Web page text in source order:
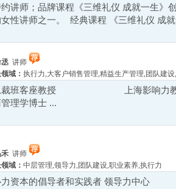
讲师；品牌课程《三维礼仪 成就一生》
女性讲师之一。 经典课程 《三维礼仪 成
讲师
域： 执行力,大客户销售管理,精益生产管理, 团队建设,
裁班客座教授 上海影响力教育集
理学博士 ...
讲师
域： 中层管理,领导力, 团队建设,职业素养,执行力
力资本的倡导者和实践者 领导力